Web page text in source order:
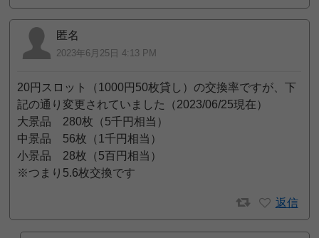
匿名
2023年6月25日 4:13 PM
20円スロット（1000円50枚貸し）の交換率ですが、下
記の通り変更されていました（2023/06/25現在）
大景品 280枚（5千円相当）
中景品 56枚（1千円相当）
小景品 28枚（5百円相当）
※つまり5.6枚交換です
返信